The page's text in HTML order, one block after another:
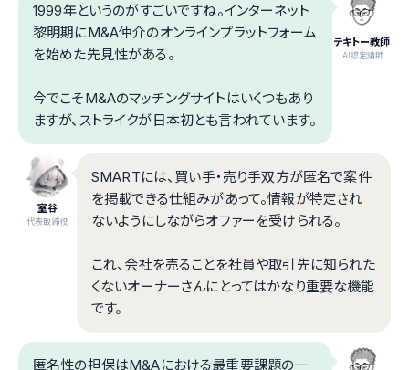
テキトー教師
.AI認定講師
1999年というのがすごいですね。インターネット
黎明期にM&A仲介のオンラインプラットフォーム
を始めた先見性がある。
今でこそM&Aのマッチングサイトはいくつもあり
ますが、ストライクが日本初とも言われています。
室谷
代表取締役
SMARTには、買い手・売り手双方が匿名で案件
を掲載できる仕組みがあって。情報が特定され
ないようにしながらオファーを受けられる。
これ、会社を売ることを社員や取引先に知られた
くないオーナーさんにとってはかなり重要な機能
です。
匿名性の担保はM&Aにおける最重要課題の一